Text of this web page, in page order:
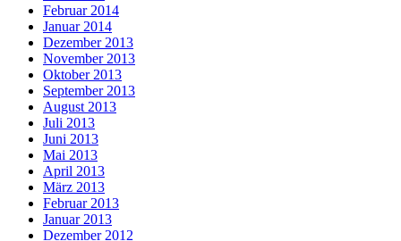
Februar 2014
Januar 2014
Dezember 2013
November 2013
Oktober 2013
September 2013
August 2013
Juli 2013
Juni 2013
Mai 2013
April 2013
März 2013
Februar 2013
Januar 2013
Dezember 2012